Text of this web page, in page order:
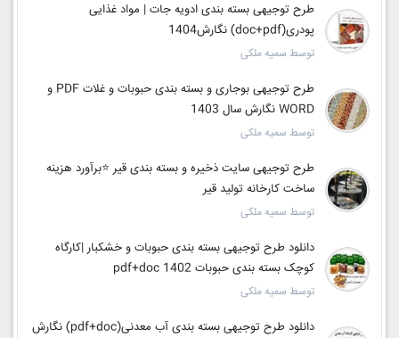
طرح توجیهی بسته بندی ادویه جات | مواد غذایی
پودری(doc+pdf) نگارش1404
توسط سمیه ملکی
طرح توجیهی بوجاری و بسته بندی حبوبات و غلات PDF و
WORD نگارش سال 1403
توسط سمیه ملکی
طرح توجیهی سایت ذخیره و بسته بندی قیر ⭐️برآورد هزینه
ساخت کارخانه تولید قیر
توسط سمیه ملکی
دانلود طرح توجیهی بسته بندی حبوبات و خشکبار |کارگاه
کوچک بسته بندی حبوبات pdf+doc 1402
توسط سمیه ملکی
دانلود طرح توجیهی بسته بندی آب معدنی(pdf+doc) نگارش